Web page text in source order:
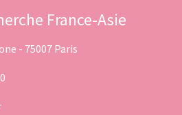
France-Asie
- 75007 Paris